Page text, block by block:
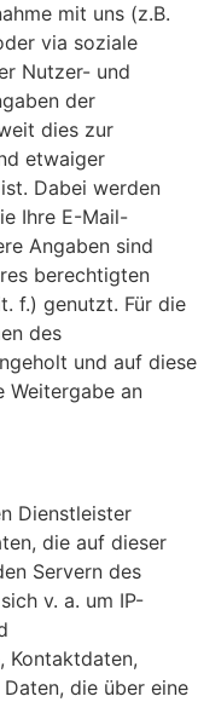
mit uns (z.B.
via soziale
Nutzer- und
der
dies zur
etwaiger
Dabei werden
Ihre E-Mail-
Angaben sind
berechtigten
f.) genutzt. Für die
des
und auf diese
Weitergabe an
Dienstleister
die auf dieser
Servern des
v. a. um IP-
Kontaktdaten,
die über eine